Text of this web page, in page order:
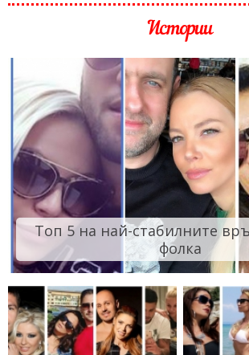
Истории
Топ 5 на най-стабилните
фолка